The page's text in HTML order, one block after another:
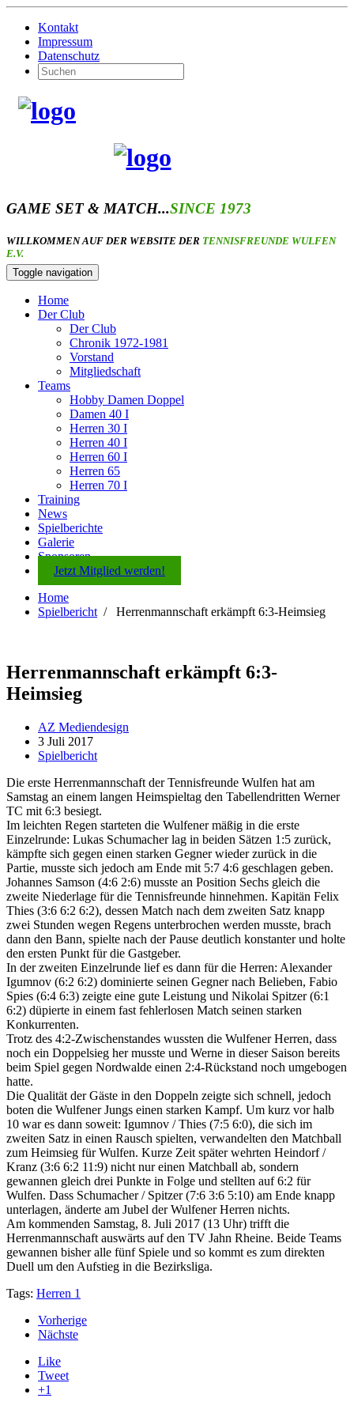
Kontakt
Impressum
Datenschutz
GAME SET & MATCH...SINCE 1973
WILLKOMMEN AUF DER WEBSITE DER TENNISFREUNDE WULFEN
E.V.
Toggle navigation
Home
Der Club
Der Club
Chronik 1972-1981
Vorstand
Mitgliedschaft
Teams
Hobby Damen Doppel
Damen 40 I
Herren 30 I
Herren 40 I
Herren 60 I
Herren 65
Herren 70 I
Training
News
Spielberichte
Galerie
Sponsoren
Jetzt Mitglied werden!
Home
Spielbericht / Herrenmannschaft erkämpft 6:3-Heimsieg
Herrenmannschaft erkämpft 6:3-
Heimsieg
AZ Mediendesign
3 Juli 2017
Spielbericht
Die erste Herrenmannschaft der Tennisfreunde Wulfen hat am
Samstag an einem langen Heimspieltag den Tabellendritten Werner
TC mit 6:3 besiegt.
Im leichten Regen starteten die Wulfener mäßig in die erste
Einzelrunde: Lukas Schumacher lag in beiden Sätzen 1:5 zurück,
kämpfte sich gegen einen starken Gegner wieder zurück in die
Partie, musste sich jedoch am Ende mit 5:7 4:6 geschlagen geben.
Johannes Samson (4:6 2:6) musste an Position Sechs gleich die
zweite Niederlage für die Tennisfreunde hinnehmen. Kapitän Felix
Thies (3:6 6:2 6:2), dessen Match nach dem zweiten Satz knapp
zwei Stunden wegen Regens unterbrochen werden musste, brach
dann den Bann, spielte nach der Pause deutlich konstanter und holte
den ersten Punkt für die Gastgeber.
In der zweiten Einzelrunde lief es dann für die Herren: Alexander
Igumnov (6:2 6:2) dominierte seinen Gegner nach Belieben, Fabio
Spies (6:4 6:3) zeigte eine gute Leistung und Nikolai Spitzer (6:1
6:2) düpierte in einem fast fehlerlosen Match seinen starken
Konkurrenten.
Trotz des 4:2-Zwischenstandes wussten die Wulfener Herren, dass
noch ein Doppelsieg her musste und Werne in dieser Saison bereits
beim Spiel gegen Nordwalde einen 2:4-Rückstand noch umgebogen
hatte.
Die Qualität der Gäste in den Doppeln zeigte sich schnell, jedoch
boten die Wulfener Jungs einen starken Kampf. Um kurz vor halb
10 war es dann soweit: Igumnov / Thies (7:5 6:0), die sich im
zweiten Satz in einen Rausch spielten, verwandelten den Matchball
zum Heimsieg für Wulfen. Kurze Zeit später wehrten Heindorf /
Kranz (3:6 6:2 11:9) nicht nur einen Matchball ab, sondern
gewannen gleich drei Punkte in Folge und stellten auf 6:2 für
Wulfen. Dass Schumacher / Spitzer (7:6 3:6 5:10) am Ende knapp
unterlagen, änderte am Jubel der Wulfener Herren nichts.
Am kommenden Samstag, 8. Juli 2017 (13 Uhr) trifft die
Herrenmannschaft auswärts auf den TV Jahn Rheine. Beide Teams
gewannen bisher alle fünf Spiele und so kommt es zum direkten
Duell um den Aufstieg in die Bezirksliga.
Tags: Herren 1
Vorherige
Nächste
Like
Tweet
+1